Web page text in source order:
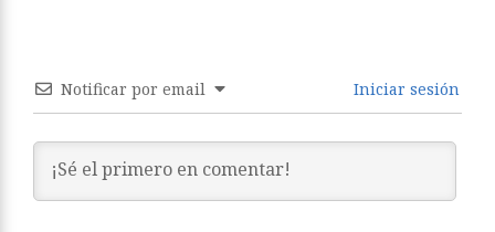
Notificar por email Iniciar sesión